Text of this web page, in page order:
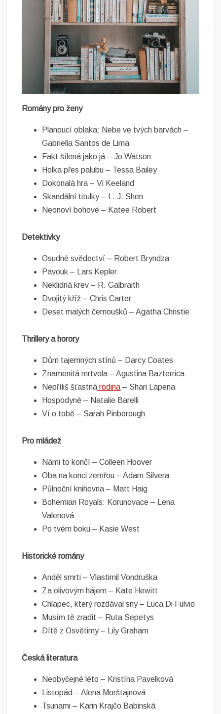
Romány pro ženy
Planoucí oblaka: Nebe ve tvých barvách –
Gabriella Santos de Lima
Fakt šílená jako já – Jo Watson
Holka přes palubu – Tessa Bailey
Dokonalá hra – Vi Keeland
Skandální titulky – L. J. Shen
Neonoví bohové – Katee Robert
Detektivky
Osudné svědectví – Robert Bryndza
Pavouk – Lars Kepler
Neklidná krev – R. Galbraith
Dvojitý kříž – Chris Carter
Deset malých černoušků – Agatha Christie
Thrillery a horory
Dům tajemných stínů – Darcy Coates
Znamenitá mrtvola – Agustina Bazterrica
Nepříliš šťastná rodina – Shari Lapena
Hospodyně – Natalie Barelli
Ví o tobě – Sarah Pinborough
Pro mládež
Námi to končí – Colleen Hoover
Oba na konci zemřou – Adam Silvera
Půlnoční knihovna – Matt Haig
Bohemian Royals: Korunovace – Lena
Valenová
Po tvém boku – Kasie West
Historické romány
Anděl smrti – Vlastimil Vondruška
Za olivovým hájem – Kate Hewitt
Chlapec, který rozdával sny – Luca Di Fulvio
Musím tě zradit – Ruta Sepetys
Dítě z Osvětimy – Lily Graham
Česká literatura
Neobyčejné léto – Kristína Pavelková
Listopád – Alena Morštajnová
Tsunami – Karin Krajčo Babinská